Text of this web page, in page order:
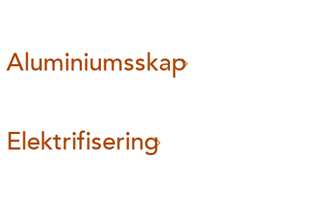
Aluminiumsskap
Elektrifisering